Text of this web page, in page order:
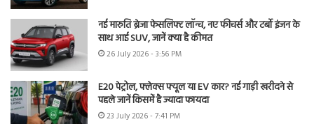
नई मारुति ब्रेजा फेसलिफ्ट लॉन्च, नए फीचर्स और टर्बो इंजन के
साथ आई SUV, जानें क्या है कीमत
26 July 2026 - 3:56 PM
E20 पेट्रोल, फ्लेक्स फ्यूल या EV कार? नई गाड़ी खरीदने से
पहले जानें किसमें है ज्यादा फायदा
23 July 2026 - 7:41 PM